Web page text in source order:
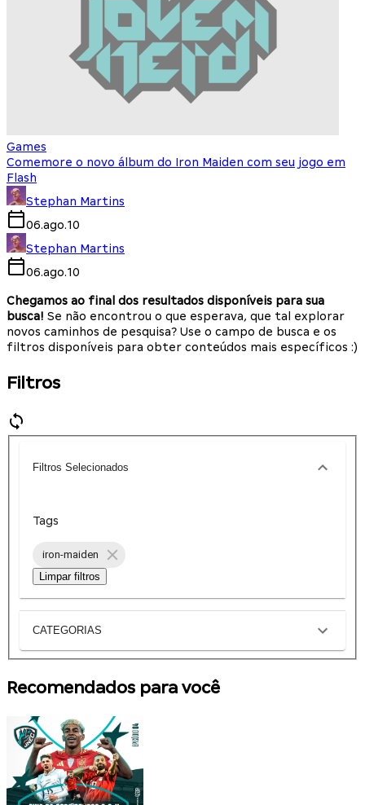
Games
Comemore o novo álbum do Iron Maiden com seu jogo em
Flash
Stephan Martins
06.ago.10
Stephan Martins
06.ago.10
Chegamos ao final dos resultados disponíveis para sua
busca! Se não encontrou o que esperava, que tal explorar
novos caminhos de pesquisa? Use o campo de busca e os
filtros disponíveis para obter conteúdos mais específicos :)
Filtros
Filtros Selecionados
Tags
iron-maiden
Limpar filtros
CATEGORIAS
Recomendados para você